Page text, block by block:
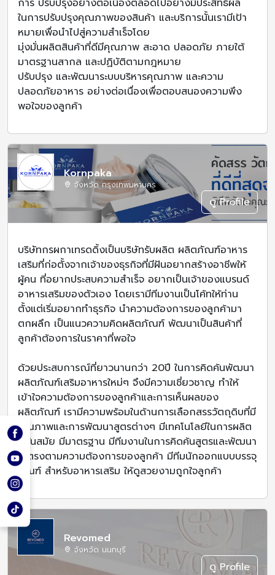
การ ปรับปรุงอย่างต่อเนื่องตลอดไปอย่างมีประสิทธิผล
ในการปรับปรุงคุณภาพของสินค้า และบริการนั้นเรามีเป้า
หมายเพื่อนำไปสู่ความสำเร็จโดย
มุ่งมั่นผลิตสินค้าที่ดีมีคุณภาพ สะอาด ปลอดภัย ภายใต้
มาตรฐานสากล และปฏิบัติตามกฎหมาย
ปรับปรุง และพัฒนาระบบบริหารคุณภาพ และความ
ปลอดภัยอาหาร อย่างต่อเนื่องเพื่อตอบสนองความพึง
พอใจของลูกค้า
Kornpaka
จังหวัด กรุงเทพมหานคร
ดู Profile
บริษัทกรผกาเทรดดิ้งเป็นบริษัทรับผลิต ผลิตภัณฑ์อาหาร
เสริมที่ก่อตั้งจากเจ้าของธุรกิจที่มีฝันอยากสร้างอาชีพให้
ผู้คน ที่อยากประสบความสำเร็จ อยากเป็นเจ้าของแบรนด์
อาหารเสริมของตัวเอง โดยเรามีทีมงานเป็นโค้ทให้ท่าน
ตั้งแต่เริ่มอยากทำธุรกิจ นำความต้องการของลูกค้ามา
ตกผลึก เป็นแนวความคิดผลิตภัณฑ์ พัฒนาเป็นสินค้าที่
ลูกค้าต้องการในราคาที่พอใจ
ด้วยประสบการณ์ที่ยาวนานกว่า 20ปี ในการคิดค้นพัฒนา
ผลิตภัณฑ์เสริมอาหารใหม่ๆ จึงมีความเชี่ยวชาญ ทำให้
เข้าใจความต้องการของลูกค้าและการเห็นผลของ
ผลิตภัณฑ์ เรามีความพร้อมในด้านการเลือกสรรวัตถุดิบที่มี
คุณภาพและการพัฒนาสูตรต่างๆ มีเทคโนโลยีในการผลิต
ที่ทันสมัย มีมาตรฐาน มีทีมงานในการคิดค้นสูตรและพัฒนา
ให้ตรงตามความต้องการของลูกค้า มีทีมนักออกแบบบรรจุ
ภัณฑ์ สำหรับอาหารเสริม ให้ดูสวยงามถูกใจลูกค้า
Revomed
จังหวัด นนทบุรี
ดู Profile